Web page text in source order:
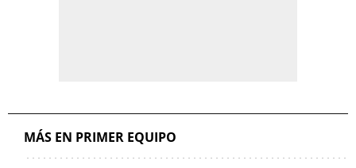
MÁS EN PRIMER EQUIPO